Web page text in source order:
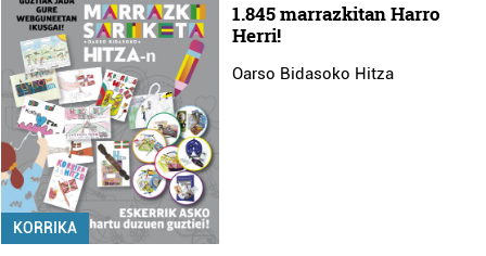
KORRIKA
1.845 marrazkitan Harro
Herri!
Oarso Bidasoko Hitza